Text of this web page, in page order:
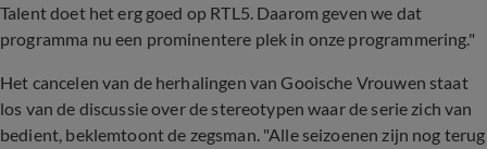
Talent doet het erg goed op RTL5. Daarom geven we dat
programma nu een prominentere plek in onze programmering."
Het cancelen van de herhalingen van Gooische Vrouwen staat
los van de discussie over de stereotypen waar de serie zich van
bedient, beklemtoont de zegsman. "Alle seizoenen zijn nog terug